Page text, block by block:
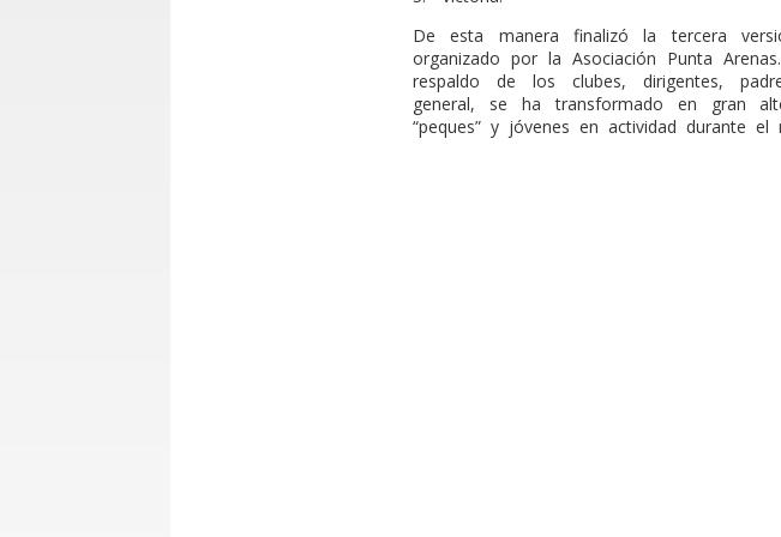
De esta manera finalizó la tercera
organizado por la Asociación Punta
respaldo de los clubes, dirigentes,
general, se ha transformado en gran
“peques” y jóvenes en actividad durante el